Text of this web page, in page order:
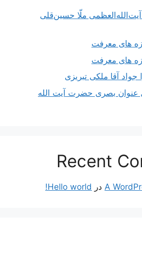
ملّا حسین‌قلی
های معرفت
های معرفت
جواد آقا ملکی تبریزی
عنوان بصری حضرت آیت الله
Recent
A در Hello world!